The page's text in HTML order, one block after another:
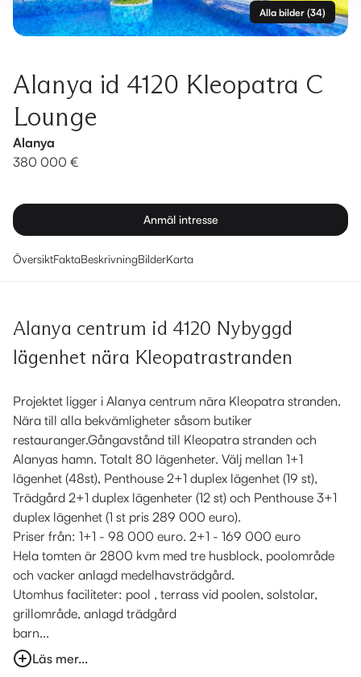
Alla bilder (34)
Alanya id 4120 Kleopatra C
Lounge
Alanya
380 000 €
Anmäl intresse
ÖversiktFaktaBeskrivningBilderKarta
Alanya centrum id 4120 Nybyggd
lägenhet nära Kleopatrastranden
Projektet ligger i Alanya centrum nära Kleopatra stranden.
Nära till alla bekvämligheter såsom butiker
restauranger.Gångavstånd till Kleopatra stranden och
Alanyas hamn. Totalt 80 lägenheter. Välj mellan 1+1
lägenhet (48st), Penthouse 2+1 duplex lägenhet (19 st),
Trädgård 2+1 duplex lägenheter (12 st) och Penthouse 3+1
duplex lägenhet (1 st pris 289 000 euro).
Priser från: 1+1 - 98 000 euro. 2+1 - 169 000 euro
Hela tomten är 2800 kvm med tre husblock, poolområde
och vacker anlagd medelhavsträdgård.
Utomhus faciliteter: pool , terrass vid poolen, solstolar,
grillområde, anlagd trädgård
barn...
Läs mer...